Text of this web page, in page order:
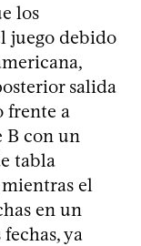
los
juego debido
salida
frente a
B con un
tabla
el
en un
ya